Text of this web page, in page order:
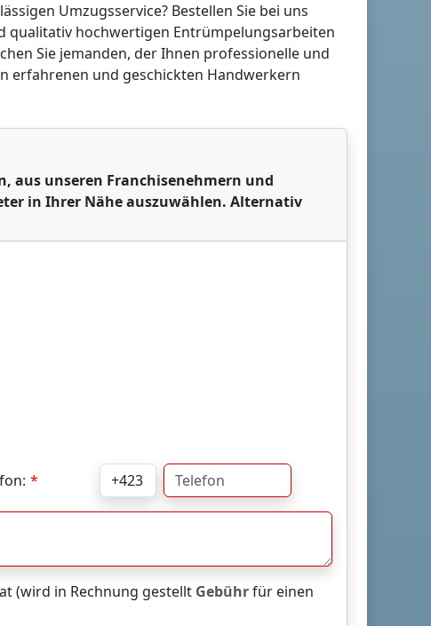
Umzugsservice? Bestellen Sie bei uns
qualitativ hochwertigen Entrümpelungsarbeiten
Sie jemanden, der Ihnen professionelle und
erfahrenen und geschickten Handwerkern
aus unseren Franchisenehmern und
in Ihrer Nähe auszuwählen. Alternativ
(wird in Rechnung gestellt Gebührfür einen